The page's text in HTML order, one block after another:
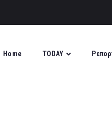
Home TODAY